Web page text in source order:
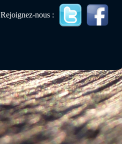
Rejoignez-nous :